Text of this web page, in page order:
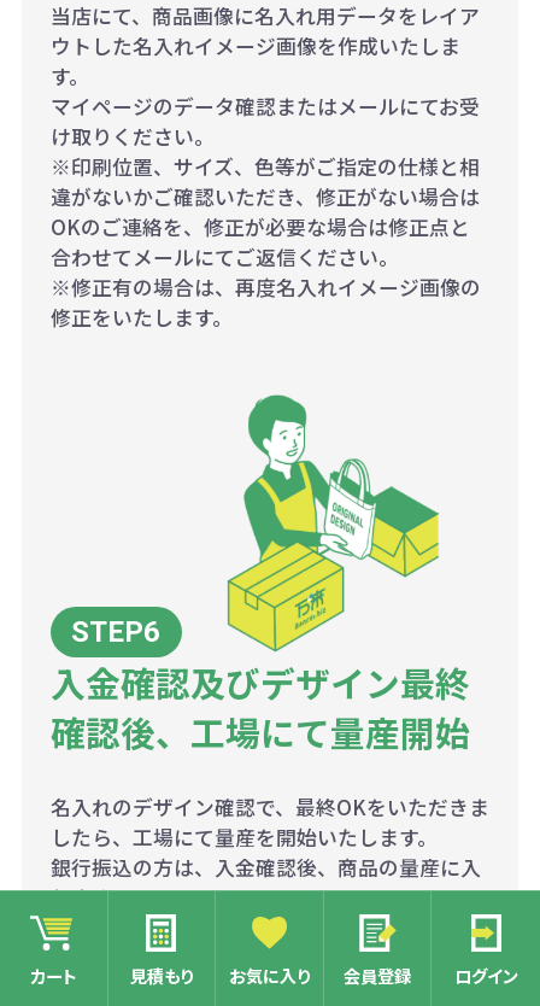
カート 見積もり お気に入り 会員登録 ログイン
当店にて、商品画像に名入れ用データをレイア
ウトした名入れイメージ画像を作成いたしま
す。
マイページのデータ確認またはメールにてお受
け取りください。
※印刷位置、サイズ、色等がご指定の仕様と相
違がないかご確認いただき、修正がない場合は
OKのご連絡を、修正が必要な場合は修正点と
合わせてメールにてご返信ください。
※修正有の場合は、再度名入れイメージ画像の
修正をいたします。
入金確認及びデザイン最終
確認後、工場にて量産開始
名入れのデザイン確認で、最終OKをいただきま
したら、工場にて量産を開始いたします。
銀行振込の方は、入金確認後、商品の量産に入
ります。
※クレジットの方は、ご注文時に決済済みとな
りますので、そのまま量産に入らせていただき
ます。